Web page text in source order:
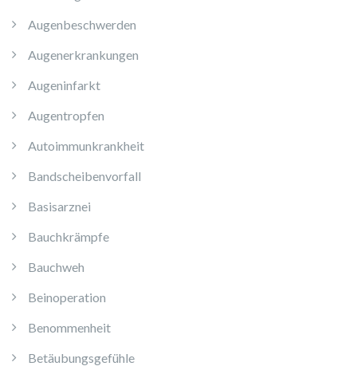
Augenbeschwerden
Augenerkrankungen
Augeninfarkt
Augentropfen
Autoimmunkrankheit
Bandscheibenvorfall
Basisarznei
Bauchkrämpfe
Bauchweh
Beinoperation
Benommenheit
Betäubungsgefühle